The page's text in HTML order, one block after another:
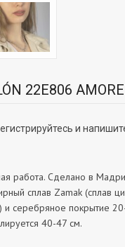
22E806
и
работа. Сделано в
сплав Zamak (сплав
серебряное покрытие
40-47 см.